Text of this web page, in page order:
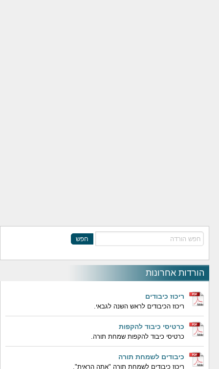
חפש
הורדות אחרונות
ריכוז כיבודים
ריכוז הכיבודים לראש השנה לגבאי.
כרטיסי כיבוד להקפות
כרטיסי כיבוד להקפות שמחת תורה.
כיבודים לשמחת תורה
ריכוז כיבודים לשמחת תורה "אתה הראית".